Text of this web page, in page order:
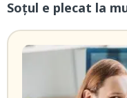
Soțul e plecat la